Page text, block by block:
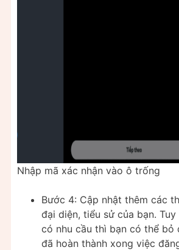
Nhập mã xác nhận vào ô trống
Bước 4: Cập nhật thêm các
đại diện, tiểu sử của bạn.
có nhu cầu thì bạn có thể bỏ
đã hoàn thành xong việc